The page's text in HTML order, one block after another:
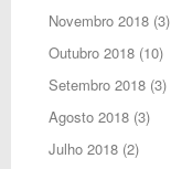
Novembro 2018(3)
Outubro 2018(10)
Setembro 2018(3)
Agosto 2018(3)
Julho 2018(2)